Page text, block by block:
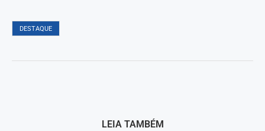
DESTAQUE
LEIA TAMBÉM